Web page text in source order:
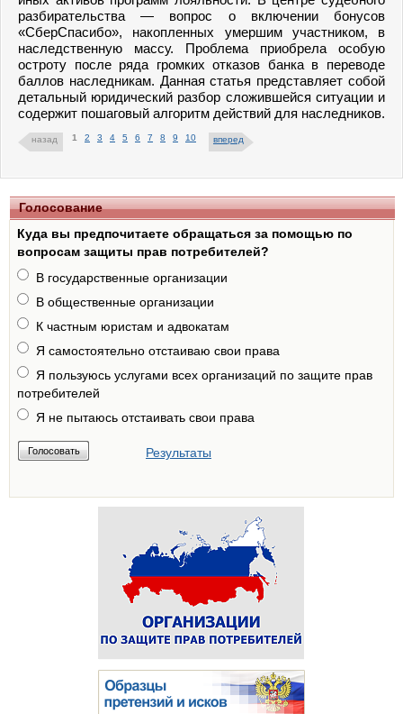
разбирательства — вопрос о включении бонусов
«СберСпасибо», накопленных умершим участником, в
наследственную массу. Проблема приобрела особую
остроту после ряда громких отказов банка в переводе
баллов наследникам. Данная статья представляет собой
детальный юридический разбор сложившейся ситуации и
содержит пошаговый алгоритм действий для наследников.
назад 1 2 3 4 5 6 7 8 9 10 вперед
Голосование
Куда вы предпочитаете обращаться за помощью по
вопросам защиты прав потребителей?
В государственные организации
В общественные организации
К частным юристам и адвокатам
Я самостоятельно отстаиваю свои права
Я пользуюсь услугами всех организаций по защите прав
потребителей
Я не пытаюсь отстаивать свои права
Результаты